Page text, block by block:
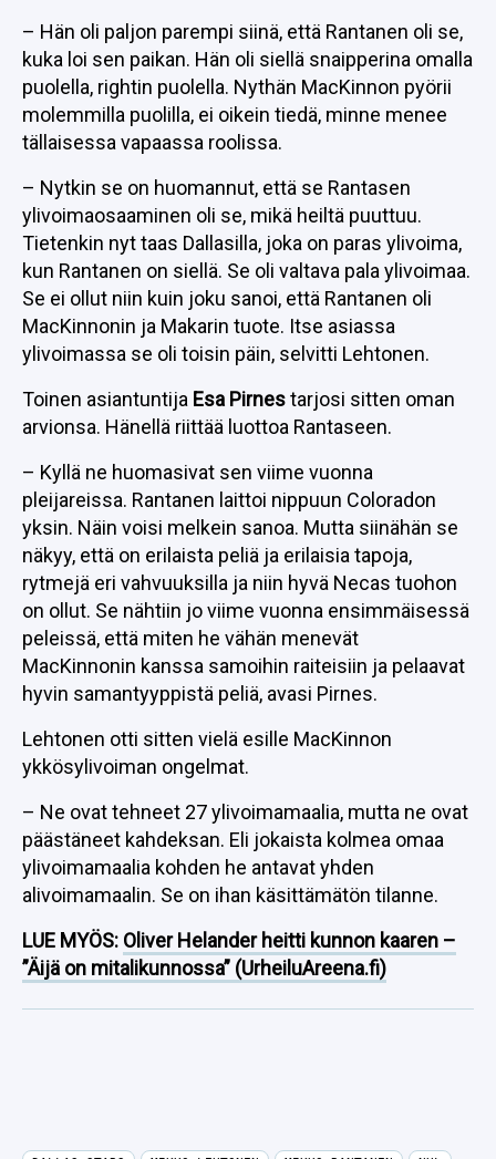
– Hän oli paljon parempi siinä, että Rantanen oli se,
kuka loi sen paikan. Hän oli siellä snaipperina omalla
puolella, rightin puolella. Nythän MacKinnon pyörii
molemmilla puolilla, ei oikein tiedä, minne menee
tällaisessa vapaassa roolissa.
– Nytkin se on huomannut, että se Rantasen
ylivoimaosaaminen oli se, mikä heiltä puuttuu.
Tietenkin nyt taas Dallasilla, joka on paras ylivoima,
kun Rantanen on siellä. Se oli valtava pala ylivoimaa.
Se ei ollut niin kuin joku sanoi, että Rantanen oli
MacKinnonin ja Makarin tuote. Itse asiassa
ylivoimassa se oli toisin päin, selvitti Lehtonen.
Toinen asiantuntija Esa Pirnestarjosi sitten oman
arvionsa. Hänellä riittää luottoa Rantaseen.
– Kyllä ne huomasivat sen viime vuonna
pleijareissa. Rantanen laittoi nippuun Coloradon
yksin. Näin voisi melkein sanoa. Mutta siinähän se
näkyy, että on erilaista peliä ja erilaisia tapoja,
rytmejä eri vahvuuksilla ja niin hyvä Necas tuohon
on ollut. Se nähtiin jo viime vuonna ensimmäisessä
peleissä, että miten he vähän menevät
MacKinnonin kanssa samoihin raiteisiin ja pelaavat
hyvin samantyyppistä peliä, avasi Pirnes.
Lehtonen otti sitten vielä esille MacKinnon
ykkösylivoiman ongelmat.
– Ne ovat tehneet 27 ylivoimamaalia, mutta ne ovat
päästäneet kahdeksan. Eli jokaista kolmea omaa
ylivoimamaalia kohden he antavat yhden
alivoimamaalin. Se on ihan käsittämätön tilanne.
LUE MYÖS: Oliver Helander heitti kunnon kaaren –
”Äijä on mitalikunnossa” (UrheiluAreena.fi)